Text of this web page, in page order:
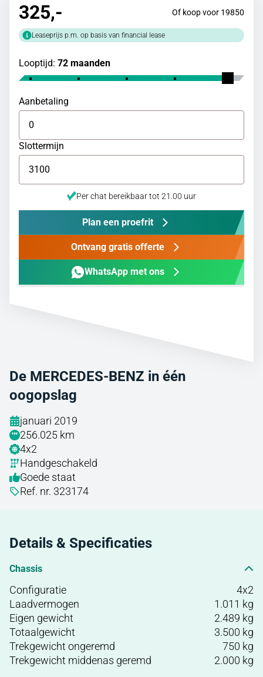
De MERCEDES-BENZ in één
oogopslag
januari 2019
256.025 km
4x2
Handgeschakeld
Goede staat
Ref. nr. 323174
Details & Specificaties
Chassis
Configuratie
4x2
Laadvermogen
1.011 kg
Eigen gewicht
2.489 kg
Totaalgewicht
3.500 kg
Trekgewicht ongeremd
750 kg
Trekgewicht middenas geremd
2.000 kg
325,- Of koop voor 19850
Leaseprijs p.m. op basis van financial lease
Looptijd: 72 maanden
Aanbetaling
Slottermijn
Per chat bereikbaar tot 21.00 uur
Plan een proefrit
Ontvang gratis offerte
WhatsApp met ons